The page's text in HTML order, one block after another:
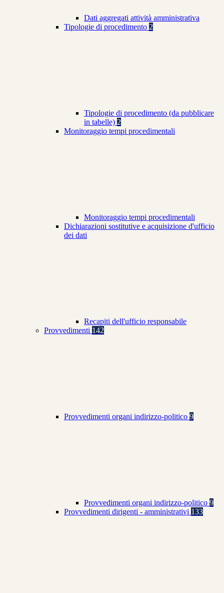
Dati aggregati attività amministrativa
Tipologie di procedimento 2
Tipologie di procedimento (da pubblicare
in tabelle) 2
Monitoraggio tempi procedimentali
Monitoraggio tempi procedimentali
Dichiarazioni sostitutive e acquisizione d'ufficio
dei dati
Recapiti dell'ufficio responsabile
Provvedimenti 142
Provvedimenti organi indirizzo-politico 9
Provvedimenti organi indirizzo-politico 9
Provvedimenti dirigenti - amministrativi 133